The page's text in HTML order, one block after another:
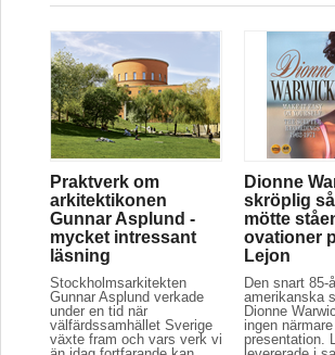
Praktverk om
arkitektikonen
Gunnar Asplund -
mycket intressant
läsning
Stockholmsarkitekten
Gunnar Asplund verkade
under en tid när
välfärdssamhället Sverige
växte fram och vars verk vi
Dionne
skröplig
mötte
ovationer
Lejon
Den snart 85-
amerikanska
Dionne
ingen närmare
presentation.